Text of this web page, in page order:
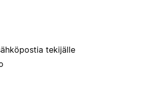
tekijälle